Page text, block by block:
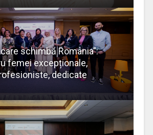
care schimbă România”:
femei excepționale,
dedicate